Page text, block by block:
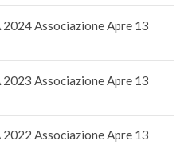
Associazione Apre 13
Associazione Apre 13
Associazione Apre 13